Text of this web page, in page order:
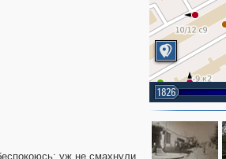
1826
уж не смахнули